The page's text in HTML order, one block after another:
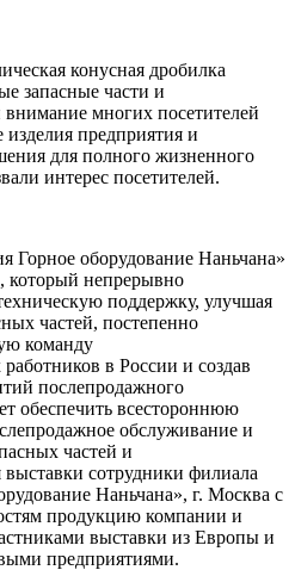
конусная дробилка
запасные части и
многих посетителей
предприятия и
для полного жизненного
интерес посетителей.
Горное оборудование Наньчана»
который непрерывно
поддержку, улучшая
частей, постепенно
команду
в России и создав
послепродажного
обеспечить всестороннюю
обслуживание и
частей и
сотрудники филиала
Наньчана», г. Москва с
продукцию компании и
выставки из Европы и
предприятиями.